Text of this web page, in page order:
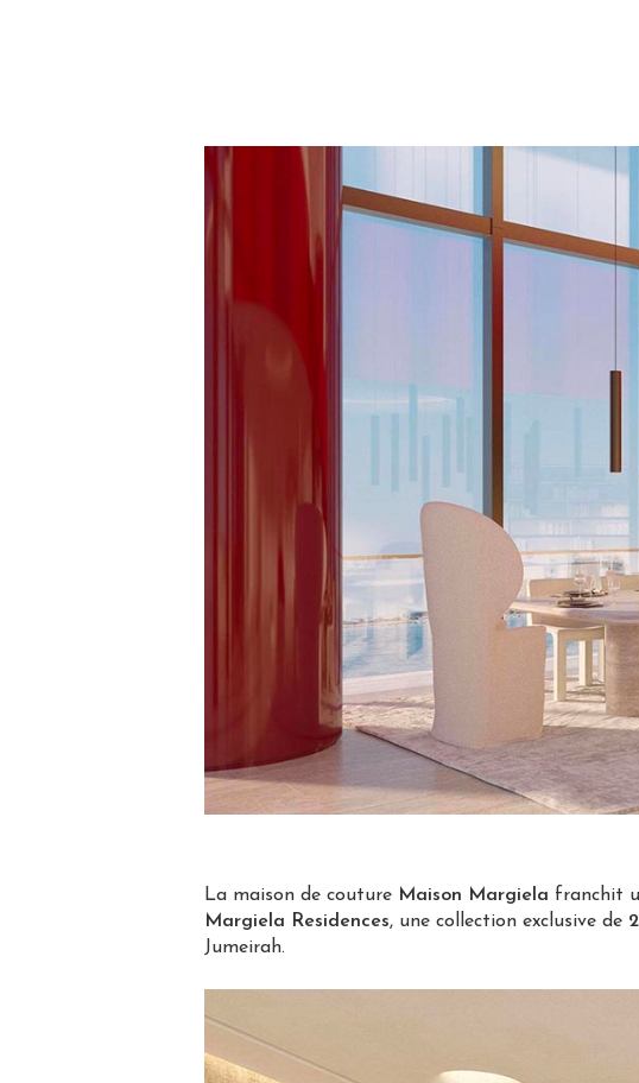
La maison de couture Maison Margiela franchit
Margiela Residences, une collection exclusive de
Jumeirah.